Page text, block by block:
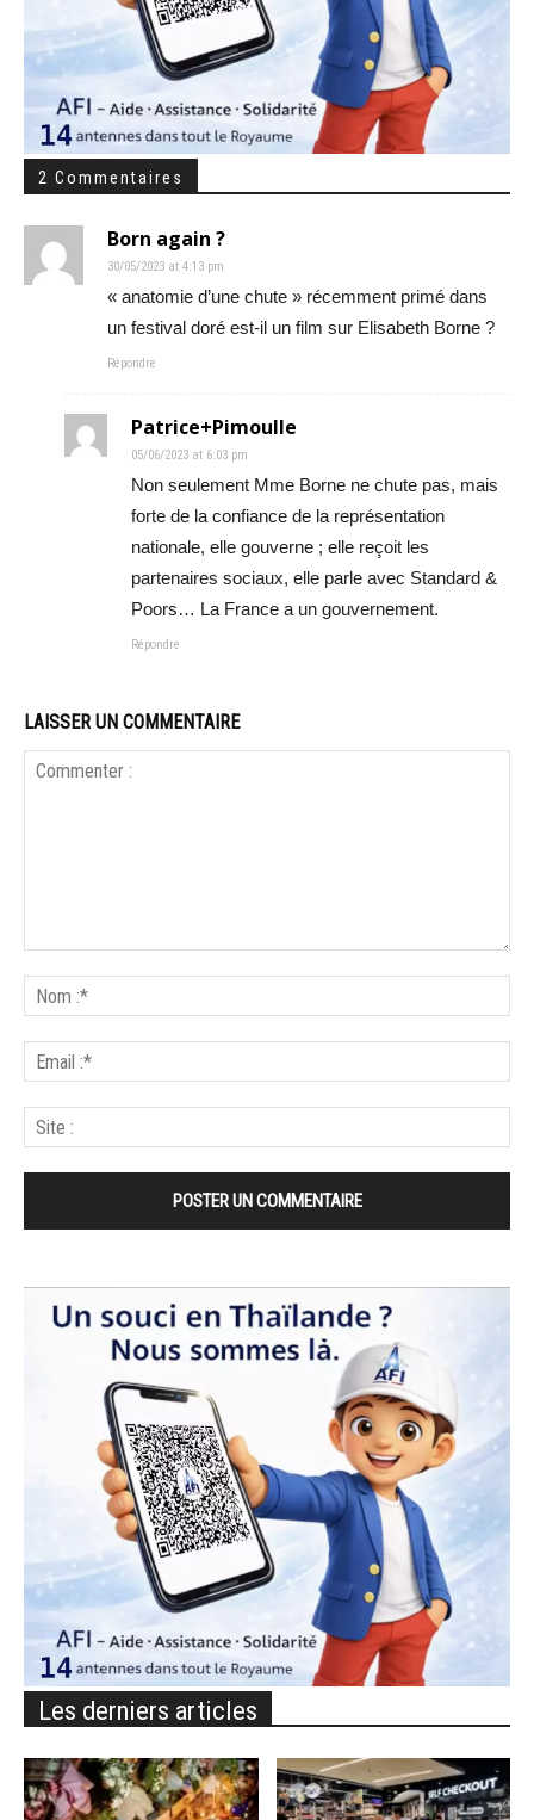
2 Commentaires
Born again ?
30/05/2023 at 4:13 pm
« anatomie d’une chute » récemment primé dans
un festival doré est-il un film sur Elisabeth Borne ?
Répondre
Patrice+Pimoulle
05/06/2023 at 6:03 pm
Non seulement Mme Borne ne chute pas, mais
forte de la confiance de la représentation
nationale, elle gouverne ; elle reçoit les
partenaires sociaux, elle parle avec Standard &
Poors… La France a un gouvernement.
Répondre
LAISSER UN COMMENTAIRE
Les derniers articles